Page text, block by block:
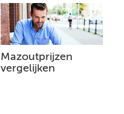
Mazoutprijzen
vergelijken